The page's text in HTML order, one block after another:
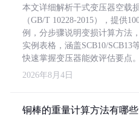
本文详细解析干式变压器空载
（GB/T 10228-2015），提供
例，分步骤说明变损计算方法
实例表格，涵盖SCB10/SCB13
快速掌握变压器能效评估要点。
2026年8月4日
铜棒的重量计算方法有哪些